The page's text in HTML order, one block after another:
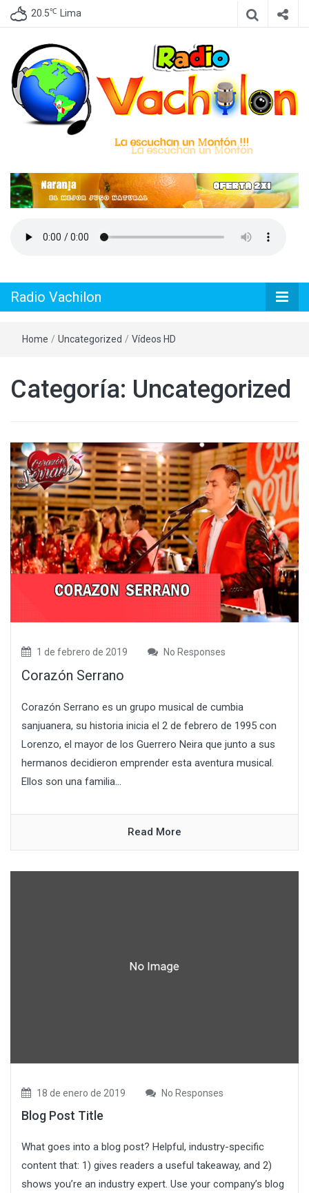
20.5℃ Lima
Radio
Vachilon
Radio Vachilon
Home / Uncategorized / Vídeos HD
Categoría: Uncategorized
1 de febrero de 2019 No Responses
Corazón Serrano
Corazón Serrano es un grupo musical de cumbia
sanjuanera, su historia inicia el 2 de febrero de 1995 con
Lorenzo, el mayor de los Guerrero Neira que junto a sus
hermanos decidieron emprender esta aventura musical.
Ellos son una familia...
Read More
18 de enero de 2019 No Responses
Blog Post Title
What goes into a blog post? Helpful, industry-specific
content that: 1) gives readers a useful takeaway, and 2)
shows you’re an industry expert. Use your company’s blog